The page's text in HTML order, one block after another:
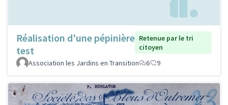
Réalisation d'une pépinière
test
Retenue par le tri
citoyen
Association les Jardins en Transition
6 9